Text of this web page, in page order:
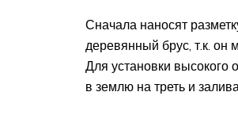
Сначала наносят
деревянный брус, т.к. он
Для установки высокого
в землю на треть и